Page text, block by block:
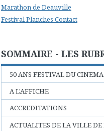
Marathon de Deauville
Festival Planches Contact
SOMMAIRE - LES
50 ANS FESTIVAL DU
A L'AFFICHE
ACCREDITATIONS
ACTUALITES DE LA VILLE